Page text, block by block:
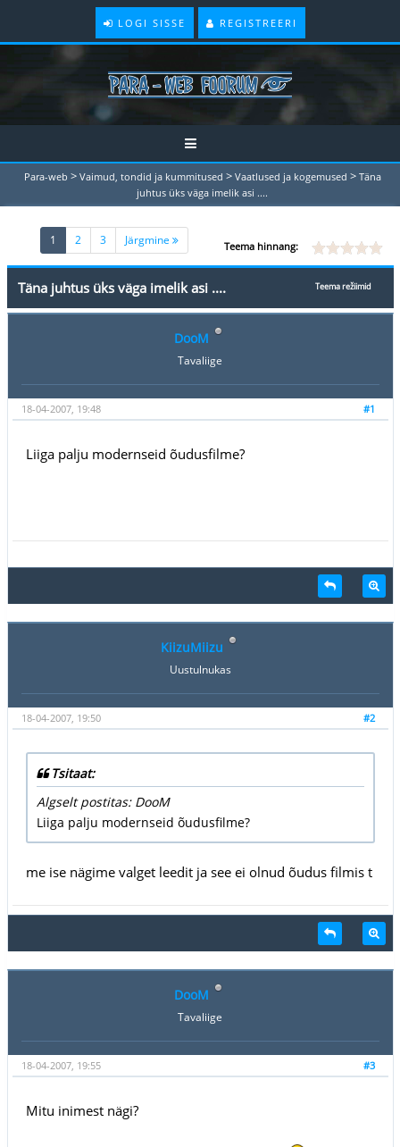
LOGI SISSE REGISTREERI
Para-web > Vaimud, tondid ja kummitused > Vaatlused ja kogemused > Täna
juhtus üks väga imelik asi ....
1 (current)
2 3 Järgmine Teema hinnang:
Teema režiimid
Täna juhtus üks väga imelik asi ....
DooM
Tavaliige
#1
18-04-2007, 19:48
Liiga palju modernseid õudusfilme?
KiizuMiizu
Uustulnukas
#2
18-04-2007, 19:50
Tsitaat:
Algselt postitas: DooM
Liiga palju modernseid õudusfilme?
me ise nägime valget leedit ja see ei olnud õudus filmis t
DooM
Tavaliige
#3
18-04-2007, 19:55
Mitu inimest nägi?